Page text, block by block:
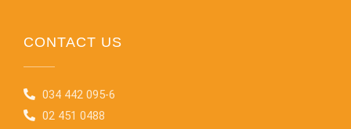
CONTACT US
034 442 095-6
02 451 0488